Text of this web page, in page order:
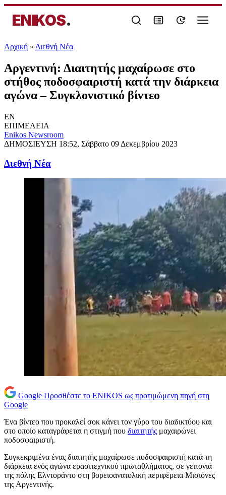
ENIKOS.
Αρχική » Διεθνή Νέα
Αργεντινή: Διαιτητής μαχαίρωσε στο
στήθος ποδοσφαιριστή κατά την διάρκεια
αγώνα – Συγκλονιστικό βίντεο
EN
ΕΠΙΜΕΛΕΙΑ
Enikos Newsroom
ΔΗΜΟΣΙΕΥΣΗ 18:52, Σάββατο 09 Δεκεμβρίου 2023
Διεθνή Νέα
Google Προσθέστε το ENIKOS ως προτιμώμενη πηγή στη
Google
Ένα βίντεο που προκαλεί σοκ κάνει τον γύρο του διαδικτύου και
στο οποίο καταγράφεται η στιγμή που διαιτητής μαχαιρώνει
ποδοσφαιριστή.
Συγκεκριμένα ένας διαιτητής μαχαίρωσε ποδοσφαιριστή κατά τη
διάρκεια ενός αγώνα ερασιτεχνικού πρωταθλήματος, σε γειτονιά
της πόλης Ελντοράντο στη βορειοανατολική περιφέρεια Μισιόνες
της Αργεντινής.